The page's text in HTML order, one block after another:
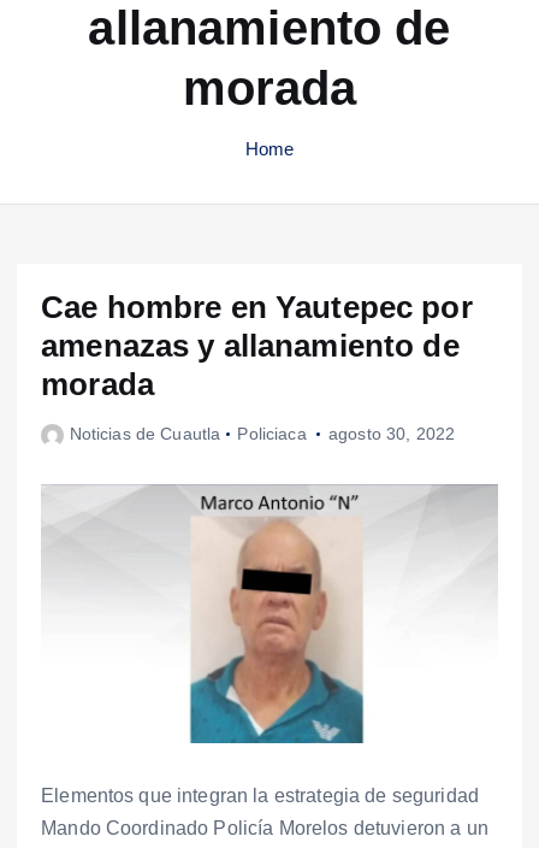
allanamiento de
morada
Home
Cae hombre en Yautepec por
amenazas y allanamiento de
morada
Noticias de Cuautla Policiaca agosto 30, 2022
Elementos que integran la estrategia de seguridad
Mando Coordinado Policía Morelos detuvieron a un